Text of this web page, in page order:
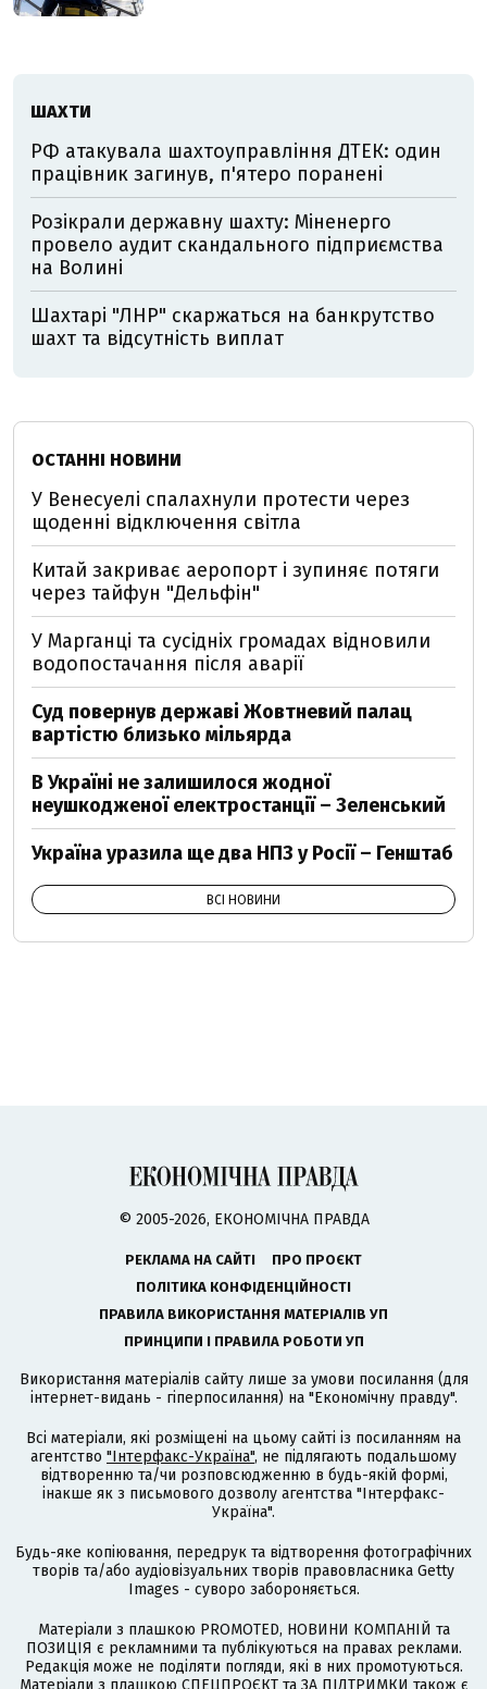
ШАХТИ
РФ атакувала шахтоуправління ДТЕК: один
працівник загинув, п'ятеро поранені
Розікрали державну шахту: Міненерго
провело аудит скандального підприємства
на Волині
Шахтарі "ЛНР" скаржаться на банкрутство
шахт та відсутність виплат
ОСТАННІ НОВИНИ
У Венесуелі спалахнули протести через
щоденні відключення світла
Китай закриває аеропорт і зупиняє потяги
через тайфун "Дельфін"
У Марганці та сусідніх громадах відновили
водопостачання після аварії
Суд повернув державі Жовтневий палац
вартістю близько мільярда
В Україні не залишилося жодної
неушкодженої електростанції – Зеленський
Україна уразила ще два НПЗ у Росії – Генштаб
ВСІ НОВИНИ
© 2005-2026, ЕКОНОМІЧНА ПРАВДА
РЕКЛАМА НА САЙТІ
ПРО ПРОЄКТ
ПОЛІТИКА КОНФІДЕНЦІЙНОСТІ
ПРАВИЛА ВИКОРИСТАННЯ МАТЕРІАЛІВ УП
ПРИНЦИПИ І ПРАВИЛА РОБОТИ УП
Використання матеріалів сайту лише за умови посилання (для
інтернет-видань - гіперпосилання) на "Економічну правду".
Всі матеріали, які розміщені на цьому сайті із посиланням на
агентство "Інтерфакс-Україна", не підлягають подальшому
відтворенню та/чи розповсюдженню в будь-якій формі,
інакше як з письмового дозволу агентства "Інтерфакс-
Україна".
Будь-яке копіювання, передрук та відтворення фотографічних
творів та/або аудіовізуальних творів правовласника Getty
Images - суворо забороняється.
Матеріали з плашкою PROMOTED, НОВИНИ КОМПАНІЙ та
ПОЗИЦІЯ є рекламними та публікуються на правах реклами.
Редакція може не поділяти погляди, які в них промотуються.
Матеріали з плашкою СПЕЦПРОЄКТ та ЗА ПІДТРИМКИ також є